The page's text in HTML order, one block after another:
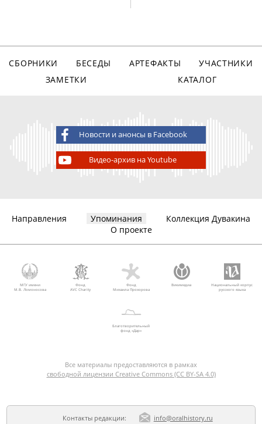
СБОРНИКИ БЕСЕДЫ АРТЕФАКТЫ
УЧАСТНИКИ
ЗАМЕТКИ
КАТАЛОГ
Новости и анонсы в Facebook
Видео-архив на Youtube
Направления Упоминания
Коллекция Дувакина
О проекте
МГУ имени
М.В. Ломоносова
Фонд
AVC Charity
Фонд
Михаила Прохорова
Викимедиа
Национальный корпус
русского языка
Благотворительный
фонд «Дар»
Все материалы предоставляются в рамках
свободной лицензии Creative Commons (CC BY-SA 4.0)
Контакты редакции: info@oralhistory.ru